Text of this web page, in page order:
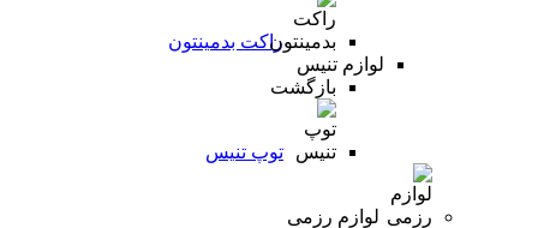
راکت بدمینتون
لوازم تنیس
بازگشت
توپ تنیس
لوازم رزمی